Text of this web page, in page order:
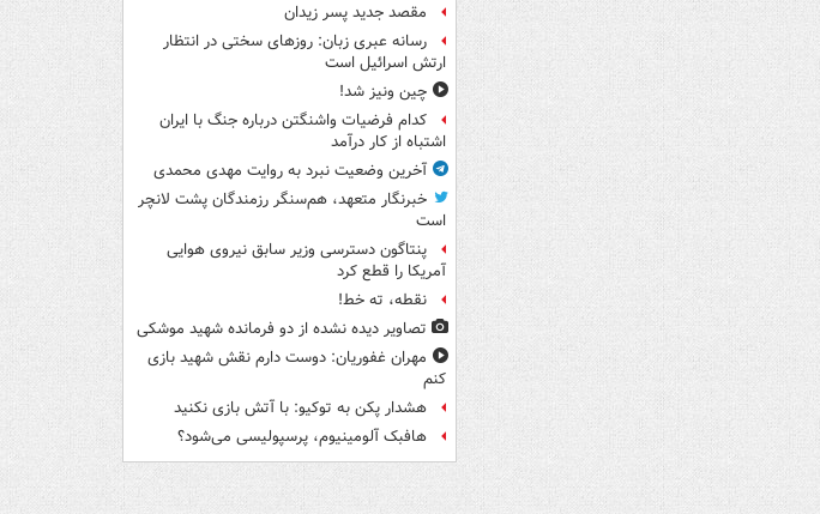
مقصد جدید پسر زیدان
رسانه عبری زبان: روزهای سختی در انتظار
ارتش اسرائیل است
چین ونیز شد!
کدام فرضیات واشنگتن درباره جنگ با ایران
اشتباه از کار درآمد
آخرین وضعیت نبرد به روایت مهدی محمدی
خبرنگار متعهد، هم‌سنگر رزمندگان پشت لانچر
است
پنتاگون دسترسی وزیر سابق نیروی هوایی
آمریکا را قطع کرد
نقطه، ته خط!
تصاویر دیده‌ نشده از دو فرمانده شهید موشکی
مهران غفوریان: دوست دارم نقش شهید بازی
کنم
هشدار پکن به توکیو: با آتش بازی نکنید
هافبک آلومینیوم، پرسپولیسی می‌شود؟